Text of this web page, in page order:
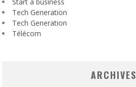
Start a business
Tech Generation
Tech Generation
Télécom
ARCHIVES